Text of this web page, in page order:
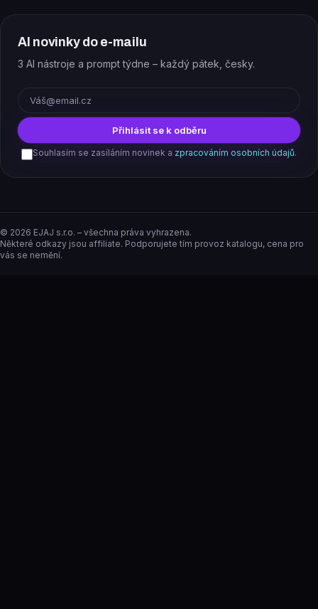
AI novinky do e-mailu
3 AI nástroje a prompt týdne – každý pátek, česky.
Přihlásit se k odběru
Souhlasím se zasíláním novinek a zpracováním osobních údajů.
© 2026 EJAJ s.r.o. – všechna práva vyhrazena.
Některé odkazy jsou affiliate. Podporujete tím provoz katalogu, cena pro
vás se nemění.